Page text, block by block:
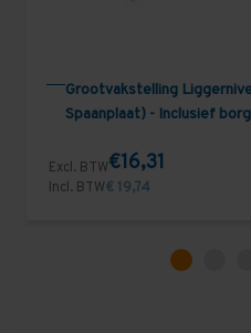
Grootvakstelling
Spaanplaat) - Inclusief
Excl. BTW€16,31
Incl. BTW€ 19,74